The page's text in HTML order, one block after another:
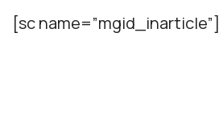
[sc name=”mgid_inarticle”]